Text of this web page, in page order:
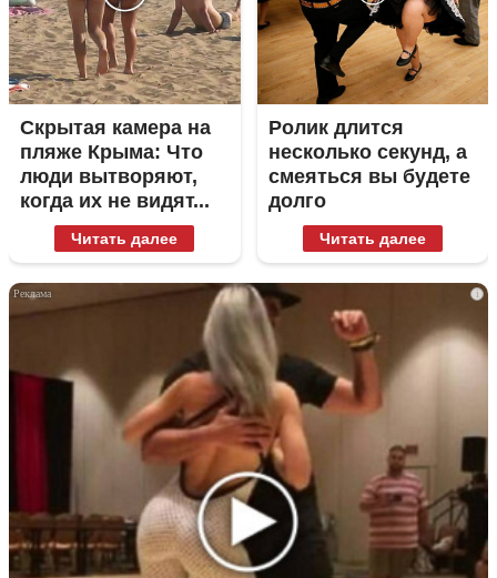
Скрытая камера на
пляже Крыма: Что
люди вытворяют,
когда их не видят...
Читать далее
Ролик длится
несколько секунд, а
смеяться вы будете
долго
Читать далее
i